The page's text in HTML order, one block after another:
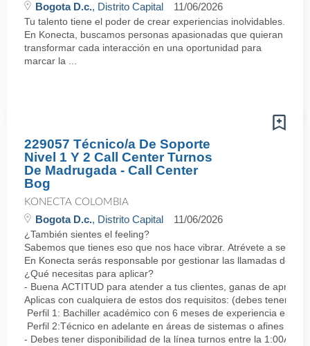
Bogota D.c., Distrito Capital 11/06/2026
Tu talento tiene el poder de crear experiencias inolvidables.
En Konecta, buscamos personas apasionadas que quieran
transformar cada interacción en una oportunidad para
marcar la ...
229057 Técnico/a De Soporte
Nivel 1 Y 2 Call Center Turnos
De Madrugada - Call Center
Bog
KONECTA COLOMBIA
Bogota D.c., Distrito Capital 11/06/2026
¿También sientes el feeling?
Sabemos que tienes eso que nos hace vibrar. Atrévete a ser
En Konecta serás responsable por gestionar las llamadas de
¿Qué necesitas para aplicar?
- Buena ACTITUD para atender a tus clientes, ganas de
Aplicas con cualquiera de estos dos requisitos: (debes tener
Perfil 1: Bachiller académico con 6 meses de experiencia en
Perfil 2:Técnico en adelante en áreas de sistemas o afines
- Debes tener disponibilidad de la línea turnos entre la 1:00AM